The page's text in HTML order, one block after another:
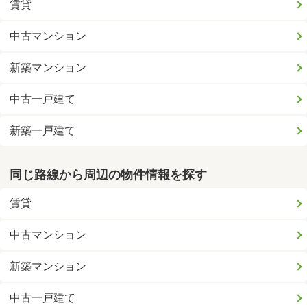
賃貸
中古マンション
新築マンション
中古一戸建て
新築一戸建て
同じ路線から周辺の物件情報を探す
賃貸
中古マンション
新築マンション
中古一戸建て